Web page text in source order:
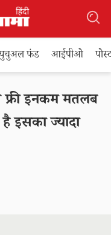
फंड आईपीओ
इनकम मतलब
इसका ज्यादा